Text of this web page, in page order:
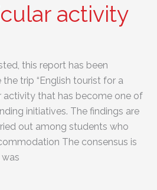
activity
this report has been
trip “English tourist for a
activity that has become one of
initiatives. The findings are
out among students who
The consensus is
was